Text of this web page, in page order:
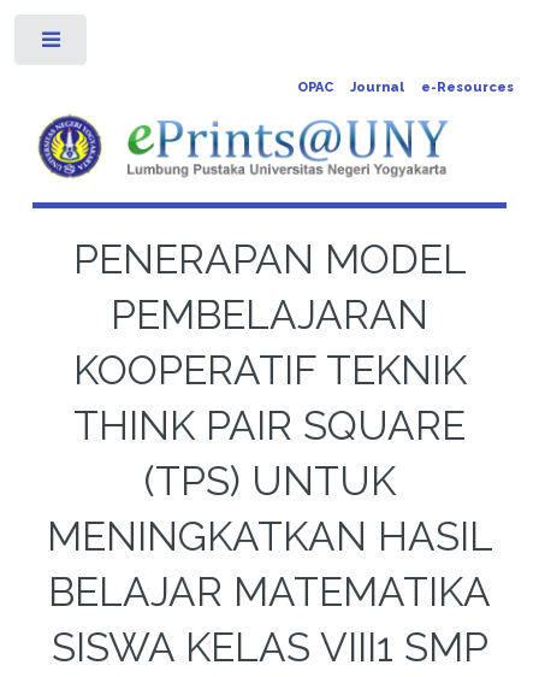
OPAC Journal e-Resources
PENERAPAN MODEL
PEMBELAJARAN
KOOPERATIF TEKNIK
THINK PAIR SQUARE
(TPS) UNTUK
MENINGKATKAN HASIL
BELAJAR MATEMATIKA
SISWA KELAS VIII1 SMP